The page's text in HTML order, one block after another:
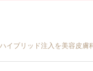
ブリッド注入を美容皮膚